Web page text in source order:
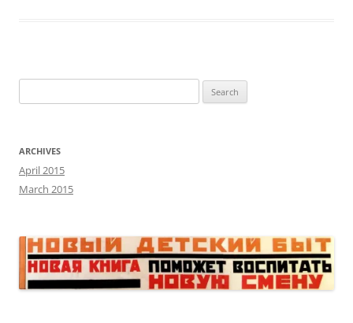
for:
ARCHIVES
April 2015
March 2015